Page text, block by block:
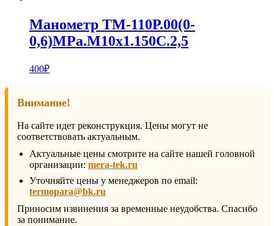
Манометр ТМ-110Р.00(0-
0,6)MPa.М10х1.150С.2,5
400₽
Внимание!
На сайте идет реконструкция. Цены могут не
соответствовать актуальным.
Актуальные цены смотрите на сайте нашей головной
организации: mera-tek.ru
Уточняйте цены у менеджеров по email:
termopara@bk.ru
Приносим извинения за временные неудобства. Спасибо
за понимание.